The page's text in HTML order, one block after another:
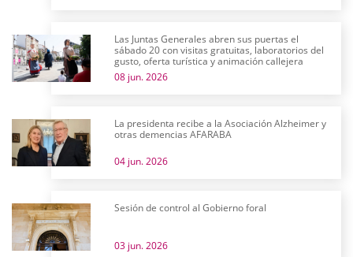
Las Juntas Generales abren sus puertas el
sábado 20 con visitas gratuitas, laboratorios del
gusto, oferta turística y animación callejera
08 jun. 2026
La presidenta recibe a la Asociación Alzheimer y
otras demencias AFARABA
04 jun. 2026
Sesión de control al Gobierno foral
03 jun. 2026